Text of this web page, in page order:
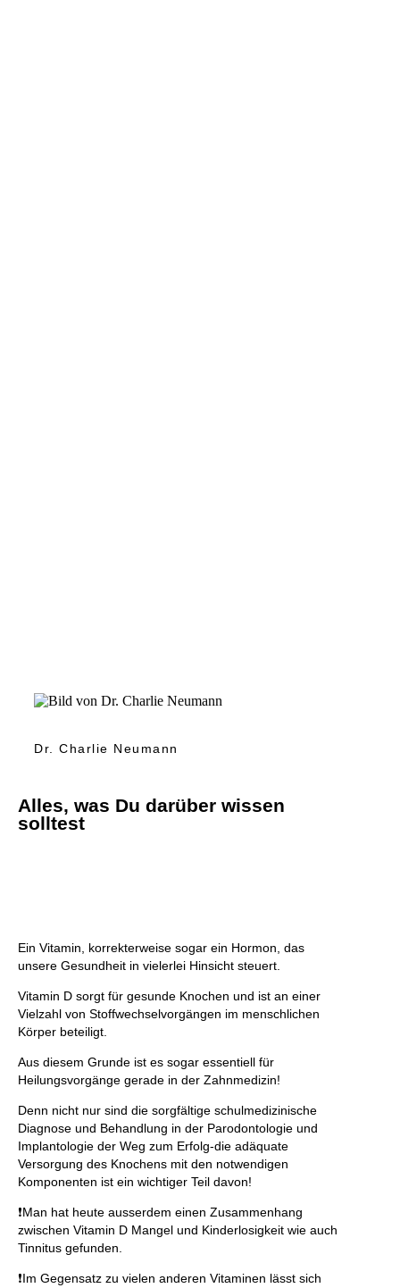
Dr. Charlie Neumann
Alles, was Du darüber wissen
solltest
Ein Vitamin, korrekterweise sogar ein Hormon, das
unsere Gesundheit in vielerlei Hinsicht steuert.
Vitamin D sorgt für gesunde Knochen und ist an einer
Vielzahl von Stoffwechselvorgängen im menschlichen
Körper beteiligt.
Aus diesem Grunde ist es sogar essentiell für
Heilungsvorgänge gerade in der Zahnmedizin!
Denn nicht nur sind die sorgfältige schulmedizinische
Diagnose und Behandlung in der Parodontologie und
Implantologie der Weg zum Erfolg-die adäquate
Versorgung des Knochens mit den notwendigen
Komponenten ist ein wichtiger Teil davon!
❗️Man hat heute ausserdem einen Zusammenhang
zwischen Vitamin D Mangel und Kinderlosigkeit wie auch
Tinnitus gefunden.
❗️Im Gegensatz zu vielen anderen Vitaminen lässt sich